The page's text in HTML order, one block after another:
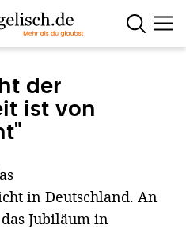
der
ist von
in Deutschland. An
Jubiläum in